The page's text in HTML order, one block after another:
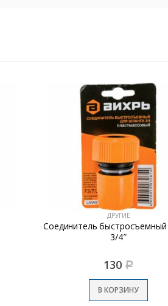
ДРУГИЕ
Соединитель
3/4″
130 Р
В КОРЗИНУ